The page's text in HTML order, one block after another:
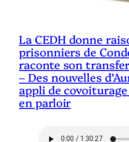
La CEDH donne
prisonniers de
raconte son
– Des nouvelles
appli de
en parloir